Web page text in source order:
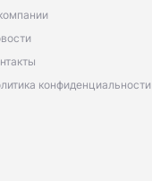
конфиденциальности